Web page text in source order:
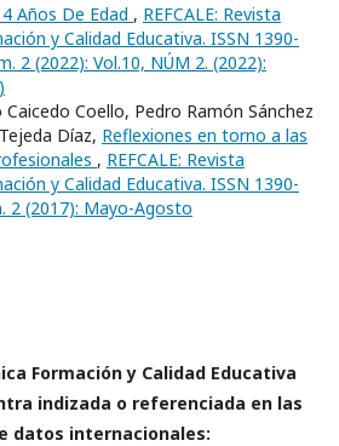
Años De Edad , REFCALE: Revista
y Calidad Educativa. ISSN 1390-
2 (2022): Vol.10, NÚM 2. (2022):
Coello, Pedro Ramón Sánchez
Díaz, Reflexiones en torno a las
, REFCALE: Revista
y Calidad Educativa. ISSN 1390-
2 (2017): Mayo-Agosto
Formación y Calidad Educativa
indizada o referenciada en las
datos internacionales: